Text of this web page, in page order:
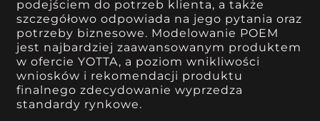
podejściem do potrzeb klienta, a także
szczegółowo odpowiada na jego pytania oraz
potrzeby biznesowe. Modelowanie POEM
jest najbardziej zaawansowanym produktem
w ofercie YOTTA, a poziom wnikliwości
wniosków i rekomendacji produktu
finalnego zdecydowanie wyprzedza
standardy rynkowe.